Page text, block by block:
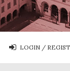
LOGIN /